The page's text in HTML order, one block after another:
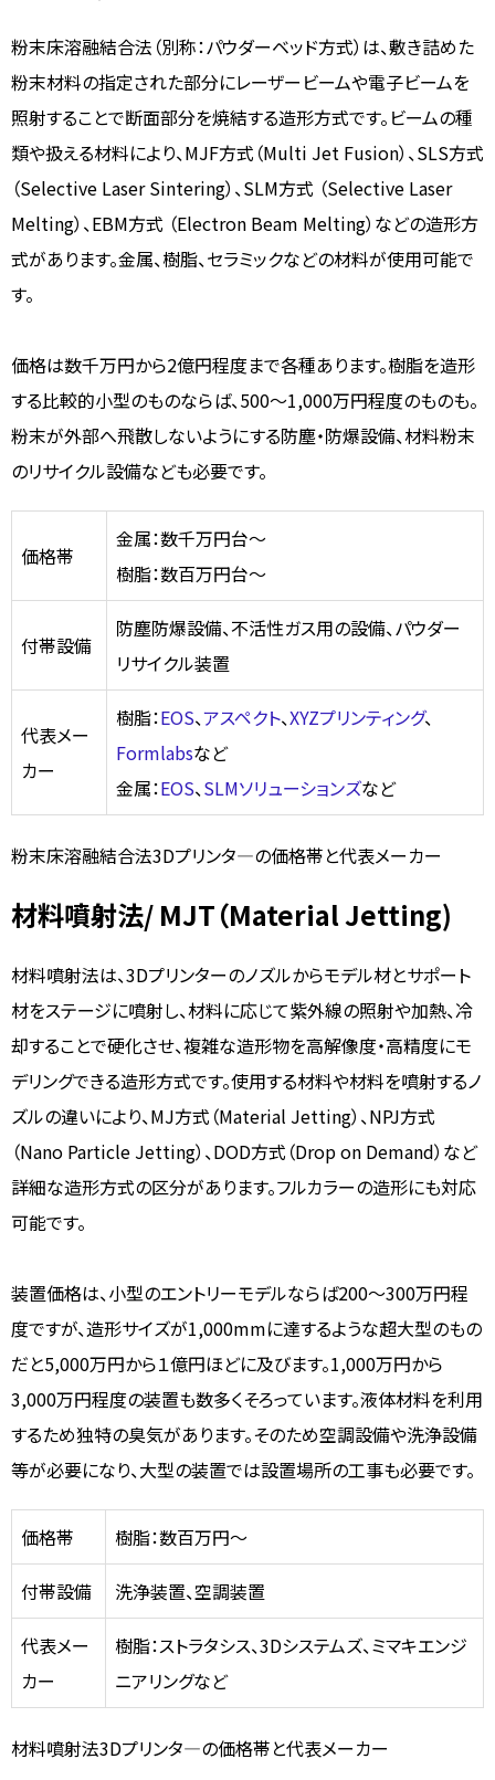
粉末床溶融結合法（別称：パウダーベッド方式）は、敷き詰めた
粉末材料の指定された部分にレーザービームや電子ビームを
照射することで断面部分を焼結する造形方式です。ビームの種
類や扱える材料により、MJF方式（Multi Jet Fusion）、SLS方式
（Selective Laser Sintering）、SLM方式 （Selective Laser
Melting）、EBM方式 （Electron Beam Melting）などの造形方
式があります。金属、樹脂、セラミックなどの材料が使用可能で
す。
価格は数千万円から2億円程度まで各種あります。樹脂を造形
する比較的小型のものならば、500～1,000万円程度のものも。
粉末が外部へ飛散しないようにする防塵・防爆設備、材料粉末
のリサイクル設備なども必要です。
価格帯
金属：数千万円台～
樹脂：数百万円台～
付帯設備
防塵防爆設備、不活性ガス用の設備、パウダー
リサイクル装置
代表メー
カー
樹脂：EOS、アスペクト、XYZプリンティング、
Formlabsなど
金属：EOS、SLMソリューションズなど
粉末床溶融結合法3Dプリンタ―の価格帯と代表メーカー
材料噴射法/ MJT（Material Jetting)
材料噴射法は、3Dプリンターのノズルからモデル材とサポート
材をステージに噴射し、材料に応じて紫外線の照射や加熱、冷
却することで硬化させ、複雑な造形物を高解像度・高精度にモ
デリングできる造形方式です。使用する材料や材料を噴射するノ
ズルの違いにより、MJ方式（Material Jetting）、NPJ方式
（Nano Particle Jetting）、DOD方式（Drop on Demand）など
詳細な造形方式の区分があります。フルカラーの造形にも対応
可能です。
装置価格は、小型のエントリーモデルならば200～300万円程
度ですが、造形サイズが1,000mmに達するような超大型のもの
だと5,000万円から１億円ほどに及びます。1,000万円から
3,000万円程度の装置も数多くそろっています。液体材料を利用
するため独特の臭気があります。そのため空調設備や洗浄設備
等が必要になり、大型の装置では設置場所の工事も必要です。
価格帯 樹脂：数百万円～
付帯設備 洗浄装置、空調装置
代表メー
カー
樹脂：ストラタシス、3Dシステムズ、ミマキエンジ
ニアリングなど
材料噴射法3Dプリンタ―の価格帯と代表メーカー